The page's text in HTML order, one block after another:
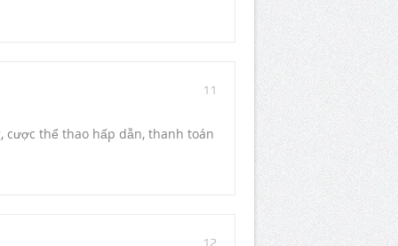
11
thể thao hấp dẫn, thanh toán
12